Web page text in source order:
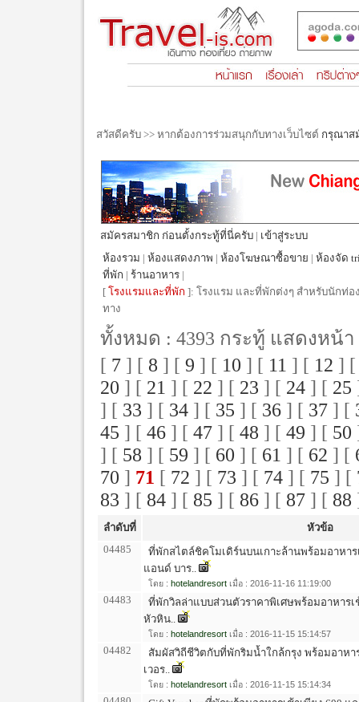
สวัสดีครับ >> หากต้องการร่วมสนุกกับทางเว็บไซต์ กรุณาส
สมัครสมาชิก ก่อนตั้งกระทู้ที่นี่ครับ | เข้าสู่ระบบ
ห้องรวม | ห้องแสดงภาพ | ห้องโฆษณาซื้อขาย | ห้องจัด
ที่พัก | ร้านอาหาร |
[ โรงแรมและที่พัก ]: โรงแรม และที่พักต่งๆ สำหรับนักท่อ
ทาง
ทั้งหมด : 4393 กระทู้ แสดงหน้
[ 7 ] [ 8 ] [ 9 ] [ 10 ] [ 11 ] [ 12 ]
20 ] [ 21 ] [ 22 ] [ 23 ] [ 24 ] [ 25
] [ 33 ] [ 34 ] [ 35 ] [ 36 ] [ 37 ] [
45 ] [ 46 ] [ 47 ] [ 48 ] [ 49 ] [ 50
] [ 58 ] [ 59 ] [ 60 ] [ 61 ] [ 62 ] [
70 ] 71 [ 72 ] [ 73 ] [ 74 ] [ 75 ] [
83 ] [ 84 ] [ 85 ] [ 86 ] [ 87 ] [ 88
ลำดับที่
หัวข้อ
04485
ที่พักสไตล์ชิคโมเดิร์นบนเกาะล้านพร้อมอาหา
แอนด์ บาร..
โดย : hotelandresort เมื่อ : 2016-11-16 11:19:00
04483
ที่พักวิลล่าแบบส่วนตัวราคาพิเศษพร้อมอาหารเ
หัวหิน..
โดย : hotelandresort เมื่อ : 2016-11-15 15:14:57
04482
สัมผัสวิถีชีวิตกับที่พักริมน้ำใกล้กรุง พร้อมอาหา
เวอร..
โดย : hotelandresort เมื่อ : 2016-11-15 15:14:34